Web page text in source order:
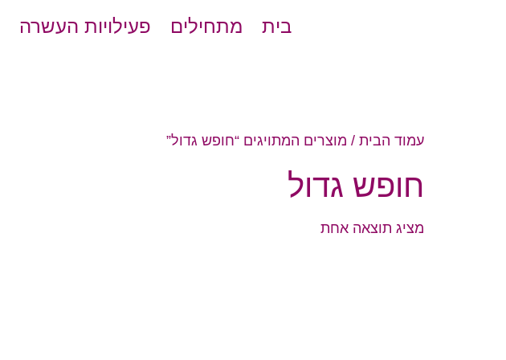
בית מתחילים פעילויות העשרה
עמוד הבית / מוצרים המתויגים “חופש גדול”
חופש גדול
מציג תוצאה אחת